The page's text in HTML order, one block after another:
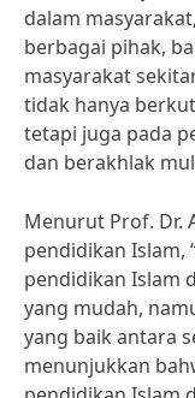
dalam
berbagai pihak,
masyarakat
tidak hanya
tetapi juga pada
dan berakhlak
Menurut Prof. Dr.
pendidikan Islam,
pendidikan Islam
yang mudah,
yang baik antara
menunjukkan